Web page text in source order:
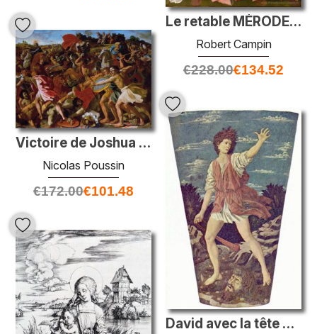
Le retable MÉRODE - L'ANNONICITÉ
Robert Campin
€228.00€134.52
Victoire de Joshua sur les Amalekites
Nicolas Poussin
€172.00€101.48
David avec la tête de Goliath